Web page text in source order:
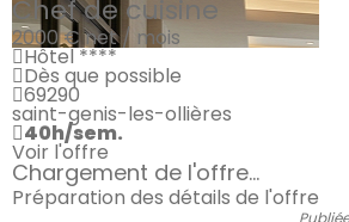
Chef de cuisine
2000 €net / mois
Hôtel ****
Dès que possible
69290
saint-genis-les-ollières
40h/sem.
Voir l'offre
Chargement de l'offre...
Préparation des détails de l'offre